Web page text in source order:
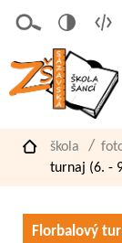
á
verze
pro
slaboz
raké
škola
turnaj (6. -
Florbalový